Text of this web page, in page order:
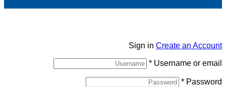
Sign in Create an Account
Username or email
*
Password
*